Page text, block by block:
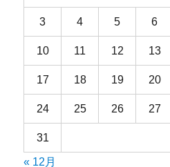
3 4 5 6
10 11 12 13
17 18 19 20
24 25 26 27
31
« 12月